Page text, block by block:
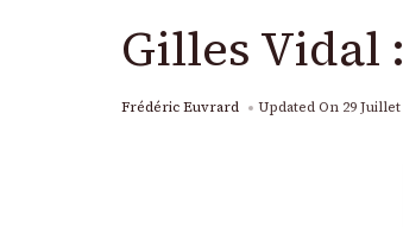
Gilles Vidal
Frédéric Euvrard Updated On 29 Juillet